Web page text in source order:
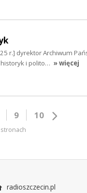
r.] dyrektor Archiwum
historyk i polito… » więcej
9 10
radioszczecin.pl